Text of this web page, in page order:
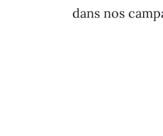
dans nos